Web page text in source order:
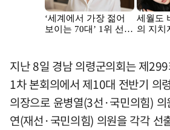
지난 8일 경남 의령군의회는 제
1차 본회의에서 제10대 전반기 의
의장으로 윤병열(3선·국민의힘)
연(재선·국민의힘) 의원을 각각 선